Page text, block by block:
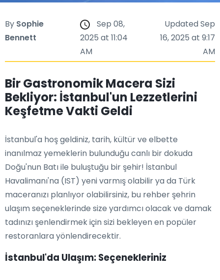
By Sophie
Bennett
Sep 08,
2025 at 11:04
AM
Updated Sep
16, 2025 at 9:17
AM
Bir Gastronomik Macera Sizi
Bekliyor: İstanbul'un Lezzetlerini
Keşfetme Vakti Geldi
İstanbul'a hoş geldiniz, tarih, kültür ve elbette
inanılmaz yemeklerin bulunduğu canlı bir dokuda
Doğu'nun Batı ile buluştuğu bir şehir! İstanbul
Havalimanı'na (IST) yeni varmış olabilir ya da Türk
maceranızı planlıyor olabilirsiniz, bu rehber şehrin
ulaşım seçeneklerinde size yardımcı olacak ve damak
tadınızı şenlendirmek için sizi bekleyen en popüler
restoranlara yönlendirecektir.
İstanbul'da Ulaşım: Seçenekleriniz